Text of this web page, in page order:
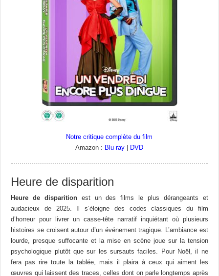
Notre critique complète du film
Amazon : Blu-ray | DVD
Heure de disparition
Heure de disparitionest un des films le plus dérangeants et
audacieux de 2025. Il s’éloigne des codes classiques du film
d’horreur pour livrer un casse-tête narratif inquiétant où plusieurs
histoires se croisent autour d’un événement tragique. L’ambiance est
lourde, presque suffocante et la mise en scène joue sur la tension
psychologique plutôt que sur les sursauts faciles. Pour Noël, il ne
fera pas rire toute la tablée, mais il plaira à ceux qui aiment les
œuvres qui laissent des traces, celles dont on parle longtemps après